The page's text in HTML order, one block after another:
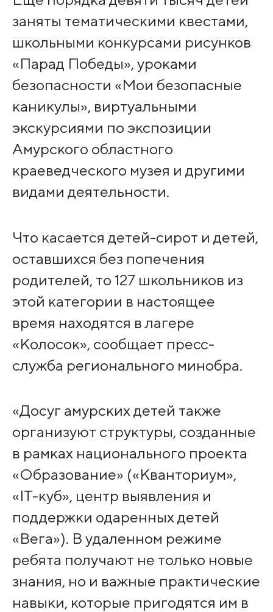
заняты тематическими квестами,
школьными конкурсами рисунков
«Парад Победы», уроками
безопасности «Мои безопасные
каникулы», виртуальными
экскурсиями по экспозиции
Амурского областного
краеведческого музея и другими
видами деятельности.
Что касается детей-сирот и детей,
оставшихся без попечения
родителей, то 127 школьников из
этой категории в настоящее
время находятся в лагере
«Колосок», сообщает пресс-
служба регионального минобра.
«Досуг амурских детей также
организуют структуры, созданные
в рамках национального проекта
«Образование» («Кванториум»,
«IT-куб», центр выявления и
поддержки одаренных детей
«Вега»). В удаленном режиме
ребята получают не только новые
знания, но и важные практические
навыки, которые пригодятся им в